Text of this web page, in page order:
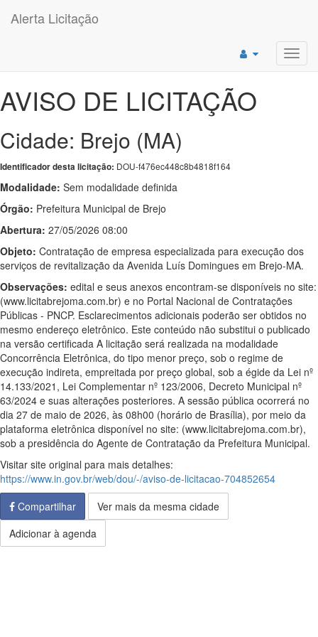
Alerta Licitação
AVISO DE LICITAÇÃO
Cidade: Brejo (MA)
Identificador desta licitação: DOU-f476ec448c8b4818f164
Modalidade: Sem modalidade definida
Órgão: Prefeitura Municipal de Brejo
Abertura: 27/05/2026 08:00
Objeto: Contratação de empresa especializada para execução dos
serviços de revitalização da Avenida Luís Domingues em Brejo-MA.
Observações: edital e seus anexos encontram-se disponíveis no site:
(www.licitabrejoma.com.br) e no Portal Nacional de Contratações
Públicas - PNCP. Esclarecimentos adicionais poderão ser obtidos no
mesmo endereço eletrônico. Este conteúdo não substitui o publicado
na versão certificada A licitação será realizada na modalidade
Concorrência Eletrônica, do tipo menor preço, sob o regime de
execução indireta, empreitada por preço global, sob a égide da Lei nº
14.133/2021, Lei Complementar nº 123/2006, Decreto Municipal nº
63/2024 e suas alterações posteriores. A sessão pública ocorrerá no
dia 27 de maio de 2026, às 08h00 (horário de Brasília), por meio da
plataforma eletrônica disponível no site: (www.licitabrejoma.com.br),
sob a presidência do Agente de Contratação da Prefeitura Municipal.
Visitar site original para mais detalhes:
https://www.in.gov.br/web/dou/-/aviso-de-licitacao-704852654
Compartilhar
Ver mais da mesma cidade
Adicionar à agenda